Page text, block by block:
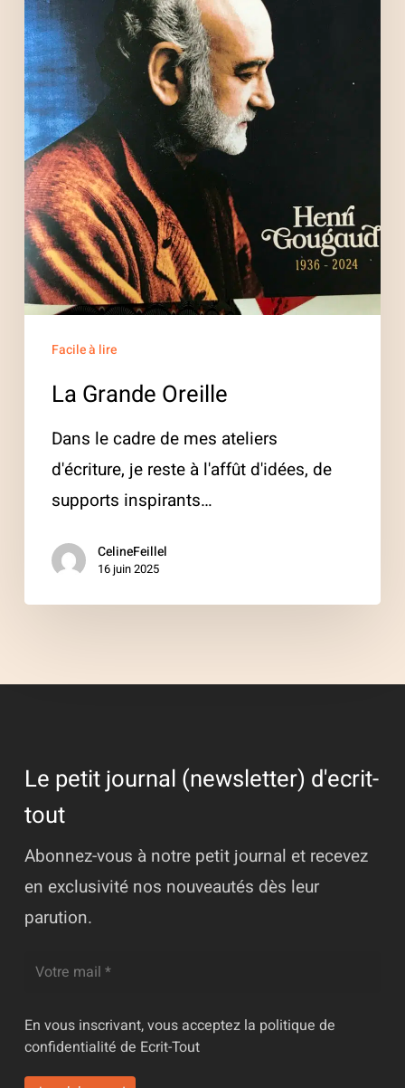
Facile à lire
La Grande Oreille
Dans le cadre de mes ateliers
d'écriture, je reste à l'affût d'idées, de
supports inspirants…
CelineFeillel
16 juin 2025
Le petit journal (newsletter) d'ecrit-
tout
Abonnez-vous à notre petit journal et recevez
en exclusivité nos nouveautés dès leur
parution.
En vous inscrivant, vous acceptez la politique de
confidentialité de Ecrit-Tout